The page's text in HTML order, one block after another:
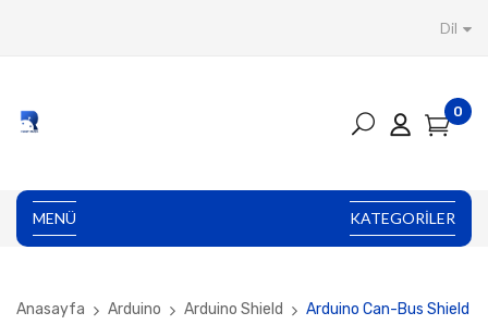
Dil
0
MENÜ KATEGORILER
Anasayfa Arduino Arduino Shield Arduino Can-Bus Shield